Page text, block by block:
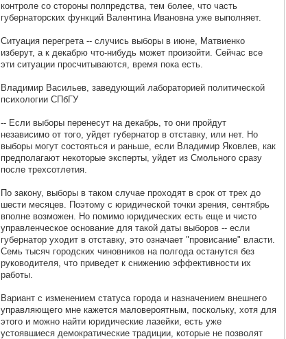
контроле со стороны полпредства, тем более, что часть
губернаторских функций Валентина Ивановна уже выполняет.
Ситуация перегрета -- случись выборы в июне, Матвиенко
изберут, а к декабрю что-нибудь может произойти. Сейчас все
эти ситуации просчитываются, время пока есть.
Владимир Васильев, заведующий лабораторией политической
психологии СПбГУ
-- Если выборы перенесут на декабрь, то они пройдут
независимо от того, уйдет губернатор в отставку, или нет. Но
выборы могут состояться и раньше, если Владимир Яковлев, как
предполагают некоторые эксперты, уйдет из Смольного сразу
после трехсотлетия.
По закону, выборы в таком случае проходят в срок от трех до
шести месяцев. Поэтому с юридической точки зрения, сентябрь
вполне возможен. Но помимо юридических есть еще и чисто
управленческое основание для такой даты выборов -- если
губернатор уходит в отставку, это означает "провисание" власти.
Семь тысяч городских чиновников на полгода останутся без
руководителя, что приведет к снижению эффективности их
работы.
Вариант с изменением статуса города и назначением внешнего
управляющего мне кажется маловероятным, поскольку, хотя для
этого и можно найти юридические лазейки, есть уже
устоявшиеся демократические традиции, которые не позволят